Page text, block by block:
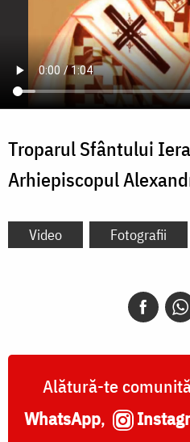
Troparul Sfântului
Arhiepiscopul
Video Fotografii
Alătură-te
WhatsApp,